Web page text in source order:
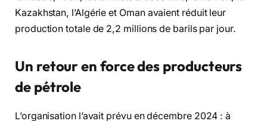
Kazakhstan, l’Algérie et Oman avaient réduit leur
production totale de 2,2 millions de barils par jour.
Un retour en force des producteurs
de pétrole
L’organisation l’avait prévu en décembre 2024 : à